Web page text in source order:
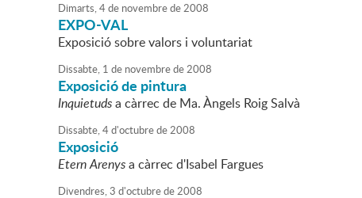
Dimarts,4de novembrede2008
EXPO-VAL
Exposició sobre valors i voluntariat
Dissabte, 1 de novembrede2008
Exposició de pintura
Inquietudsa càrrec de Ma. Àngels Roig Salvà
Dissabte,4d'octubrede2008
Exposició
Etern Arenysa càrrec d'Isabel Fargues
Divendres,3 d'octubrede2008